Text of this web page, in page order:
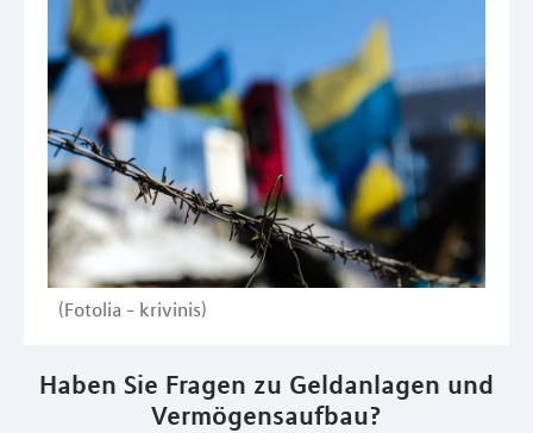
(Fotolia - krivinis)
Haben Sie Fragen zu Geldanlagen und
Vermögensaufbau?